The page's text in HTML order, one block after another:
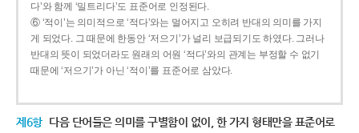
다’와 함께 ‘밀트리다’도 표준어로 인정된다.
⑥ ‘적이’는 의미적으로 ‘적다’와는 멀어지고 오히려 반대의 의미를 가지
게 되었다. 그 때문에 한동안 ‘저으기’가 널리 보급되기도 하였다. 그러나
반대의 뜻이 되었더라도 원래의 어원 ‘적다’와의 관계는 부정할 수 없기
때문에 ‘저으기’가 아닌 ‘적이’를 표준어로 삼았다.
제6항 다음 단어들은 의미를 구별함이 없이, 한 가지 형태만을 표준어로